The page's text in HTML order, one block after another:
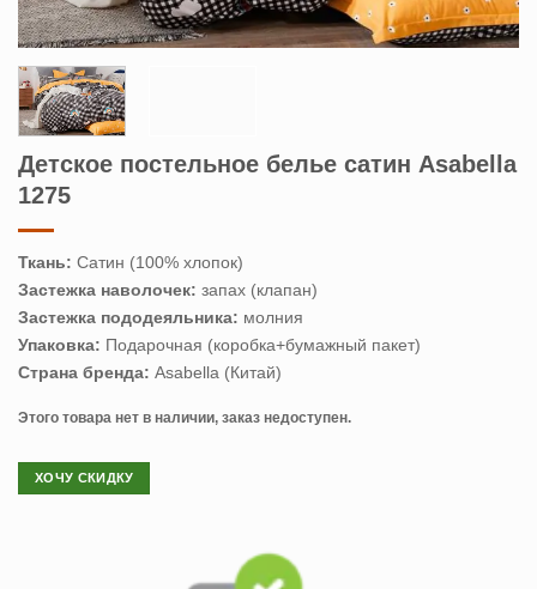
Детское постельное белье сатин Asabella
1275
Ткань: Сатин (100% хлопок)
Застежка наволочек: запах (клапан)
Застежка пододеяльника: молния
Упаковка: Подарочная (коробка+бумажный пакет)
Страна бренда: Asabella (Китай)
Этого товара нет в наличии, заказ недоступен.
ХОЧУ СКИДКУ